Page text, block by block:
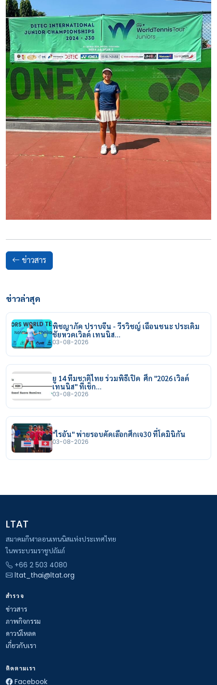
ข่าวสาร
ข่าวล่าสุด
พิชญาภัค ปราบจีน - วีรวิชญ์ เฉือนชนะ ประเดิม
ชัยหวดเวิลด์ เทนนิส…
03-08-2026
ยู 14 ทีมชาติไทย ร่วมพิธีเปิด ศึก "2026 เวิลด์
เทนนิส" ที่เช็ก…
03-08-2026
"ไรอัน" พ่ายรอบคัดเลือกศึกเจ30 ที่โดมินิกัน
03-08-2026
LTAT
สมาคมกีฬาลอนเทนนิสแห่งประเทศไทย
ในพระบรมราชูปถัมภ์
+66 2 503 4080
ltat_thai@ltat.org
สำรวจ
ข่าวสาร
ภาพกิจกรรม
ดาวน์โหลด
เกี่ยวกับเรา
ติดตามเรา
Facebook